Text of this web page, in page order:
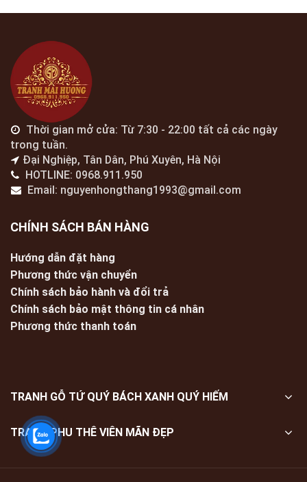
Thời gian mở cửa: Từ 7:30 - 22:00 tất cả các ngày
trong tuần.
Đại Nghiệp, Tân Dân, Phú Xuyên, Hà Nội
HOTLINE: 0968.911.950
Email: nguyenhongthang1993@gmail.com
CHÍNH SÁCH BÁN HÀNG
Hướng dẫn đặt hàng
Phương thức vận chuyển
Chính sách bảo hành và đổi trả
Chính sách bảo mật thông tin cá nhân
Phương thức thanh toán
TRANH GỖ TỨ QUÝ BÁCH XANH QUÝ HIẾM
TRANH PHU THÊ VIÊN MÃN ĐẸP